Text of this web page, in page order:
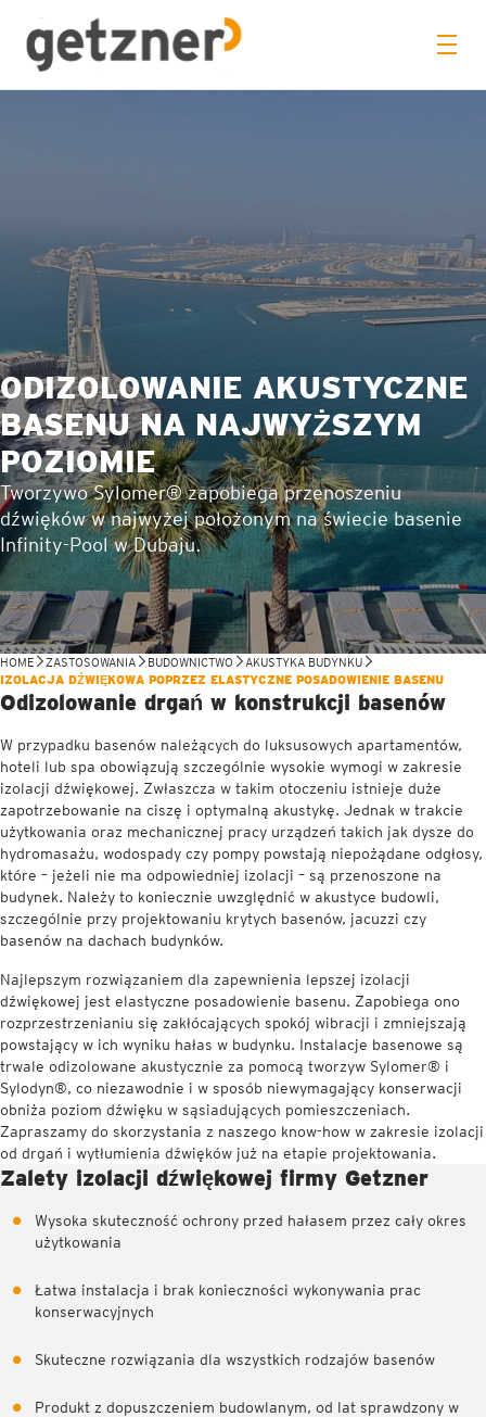
ODIZOLOWANIE AKUSTYCZNE
BASENU NA NAJWYŻSZYM
POZIOMIE
Tworzywo Sylomer® zapobiega przenoszeniu
dźwięków w najwyżej położonym na świecie basenie
Infinity-Pool w Dubaju.
HOME ZASTOSOWANIA BUDOWNICTWO
AKUSTYKA BUDYNKU
IZOLACJA DŹWIĘKOWA POPRZEZ ELASTYCZNE POSADOWIENIE BASENU
Odizolowanie drgań w konstrukcji basenów
W przypadku basenów należących do luksusowych apartamentów,
hoteli lub spa obowiązują szczególnie wysokie wymogi w zakresie
izolacji dźwiękowej. Zwłaszcza w takim otoczeniu istnieje duże
zapotrzebowanie na ciszę i optymalną akustykę. Jednak w trakcie
użytkowania oraz mechanicznej pracy urządzeń takich jak dysze do
hydromasażu, wodospady czy pompy powstają niepożądane odgłosy,
które – jeżeli nie ma odpowiedniej izolacji – są przenoszone na
budynek. Należy to koniecznie uwzględnić w akustyce budowli,
szczególnie przy projektowaniu krytych basenów, jacuzzi czy
basenów na dachach budynków.
Najlepszym rozwiązaniem dla zapewnienia lepszej izolacji
dźwiękowej jest elastyczne posadowienie basenu. Zapobiega ono
rozprzestrzenianiu się zakłócających spokój wibracji i zmniejszają
powstający w ich wyniku hałas w budynku. Instalacje basenowe są
trwale odizolowane akustycznie za pomocą tworzyw Sylomer® i
Sylodyn®, co niezawodnie i w sposób niewymagający konserwacji
obniża poziom dźwięku w sąsiadujących pomieszczeniach.
Zapraszamy do skorzystania z naszego know-how w zakresie izolacji
od drgań i wytłumienia dźwięków już na etapie projektowania.
Zalety izolacji dźwiękowej firmy Getzner
Wysoka skuteczność ochrony przed hałasem przez cały okres
użytkowania
Łatwa instalacja i brak konieczności wykonywania prac
konserwacyjnych
Skuteczne rozwiązania dla wszystkich rodzajów basenów
Produkt z dopuszczeniem budowlanym, od lat sprawdzony w